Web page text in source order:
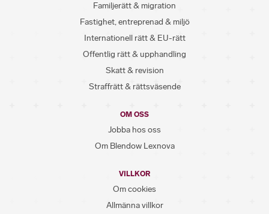
Familjerätt & migration
Fastighet, entreprenad & miljö
Internationell rätt & EU-rätt
Offentlig rätt & upphandling
Skatt & revision
Straffrätt & rättsväsende
OM OSS
Jobba hos oss
Om Blendow Lexnova
VILLKOR
Om cookies
Allmänna villkor